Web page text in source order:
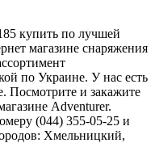
купить по лучшей
магазине снаряжения
по Украине. У нас есть
Посмотрите и закажите
Adventurer.
(044) 355-05-25 и
Хмельницкий,